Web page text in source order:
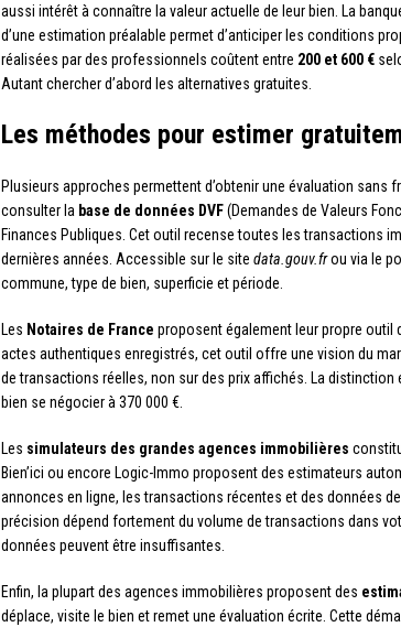
aussi intérêt à connaître la valeur actuelle de leur bien. La
d’une estimation préalable permet d’anticiper les conditions
réalisées par des professionnels coûtent entre 200 et 600 €
Autant chercher d’abord les alternatives gratuites.
Les méthodes pour estimer
Plusieurs approches permettent d’obtenir une évaluation sans
consulter la base de données DVF(Demandes de Valeurs
Finances Publiques. Cet outil recense toutes les transactions
dernières années. Accessible sur le site data.gouv.frou via le
commune, type de bien, superficie et période.
Les Notaires de France proposent également leur propre outil
actes authentiques enregistrés, cet outil offre une vision du
de transactions réelles, non sur des prix affichés. La distinction
bien se négocier à 370 000 €.
Les simulateurs des grandes agences immobilières
Bien’ici ou encore Logic-Immo proposent des estimateurs
annonces en ligne, les transactions récentes et des données
précision dépend fortement du volume de transactions dans
données peuvent être insuffisantes.
Enfin, la plupart des agences immobilières proposent des
déplace, visite le bien et remet une évaluation écrite. Cette